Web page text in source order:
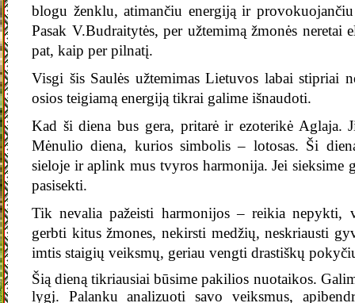
blogu ženklu, atimančiu energiją ir
Pasak V.Budraitytės, per užtemimą žmonės neretai
pat, kaip per pilnatį.
Visgi šis Saulės užtemimas Lietuvos labai stipriai
osios teigiamą energiją tikrai galime išnaudoti.
Kad ši diena bus gera, pritarė ir ezoterikė Aglaja.
Mėnulio diena, kurios simbolis – lotosas. Ši
sieloje ir aplink mus tvyros harmonija. Jei sieksime
pasisekti.
Tik nevalia pažeisti harmonijos – reikia nepykti,
gerbti kitus žmones, nekirsti medžių, neskriausti
imtis staigių veiksmų, geriau vengti drastiškų
Šią dieną tikriausiai būsime pakilios nuotaikos.
lygį. Palanku analizuoti savo veiksmus,